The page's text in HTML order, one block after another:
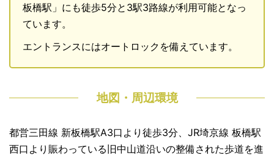
板橋駅」にも徒歩5分と3駅3路線が利用可能となっ
ています。
エントランスにはオートロックを備えています。
地図・周辺環境
都営三田線 新板橋駅A3口より徒歩3分、JR埼京線 板橋駅
西口より賑わっている旧中山道沿いの整備された歩道を進